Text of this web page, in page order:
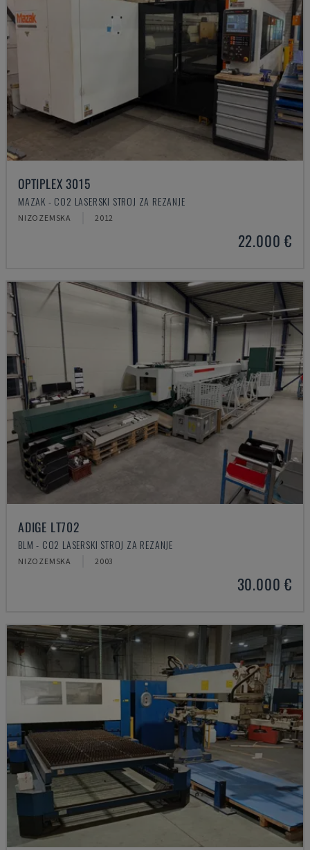
OPTIPLEX 3015
MAZAK - CO2 LASERSKI STROJ ZA REZANJE
NIZOZEMSKA 2012
22.000 €
ADIGE LT702
BLM - CO2 LASERSKI STROJ ZA REZANJE
NIZOZEMSKA 2003
30.000 €